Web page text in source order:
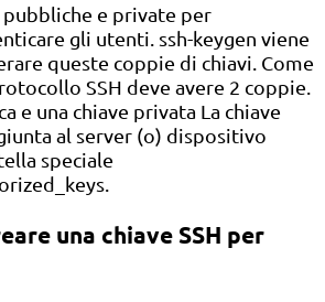
pubbliche e private per
gli utenti. ssh-keygen viene
queste coppie di chiavi. Come
SSH deve avere 2 coppie.
e una chiave privata La chiave
al server (o) dispositivo
speciale
una chiave SSH per